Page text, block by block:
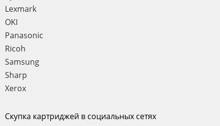
Lexmark
OKI
Panasonic
Ricoh
Samsung
Sharp
Xerox
Скупка картриджей в социальных сетях